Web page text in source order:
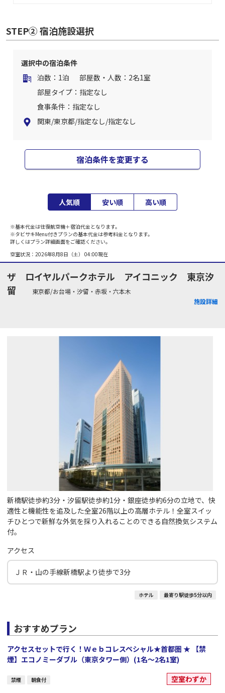
STEP② 宿泊施設選択
選択中の宿泊条件
泊数：1泊
部屋数・人数：2名1室
部屋タイプ：指定なし
食事条件：指定なし
関東/東京都/指定なし/指定なし
宿泊条件を変更する
人気順 安い順 高い順
※基本代金は往復航空機＋宿泊代金となります。
※タビサキMenu付きプランの基本代金は参考料金となります。
詳しくはプラン詳細画面をご確認ください。
空室状況： 2026年8月8日（土） 04:00現在
ザ ロイヤルパークホテル アイコニック 東京汐
留
東京都/お台場・汐留・赤坂・六本木
施設詳細
新橋駅徒歩約3分・汐留駅徒歩約1分・銀座徒歩約6分の立地で、快
適性と機能性を追及した全室26階以上の高層ホテル！全室スイッ
チひとつで新鮮な外気を採り入れることのできる自然換気システム
付。
アクセス
ＪＲ・山の手線新橋駅より徒歩で3分
ホテル 最寄り駅徒歩5分以内
おすすめプラン
アクセスセットで行く！Ｗｅｂコレスペシャル★首都圏 ★ 【禁
煙】エコノミーダブル（東京タワー側）(1名～2名1室)
禁煙 朝食付 空室わずか